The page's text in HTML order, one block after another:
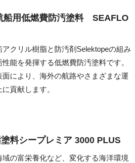
船用低燃費防汚塗料 SEAFLO
クリル樹脂と防汚剤Selektopeの組み
能を発揮する低燃費防汚塗料です。
により、海外の航路やさまざまな運
貢献します。
料シープレミア 3000 PLUS
域の富栄養化など、変化する海洋環境